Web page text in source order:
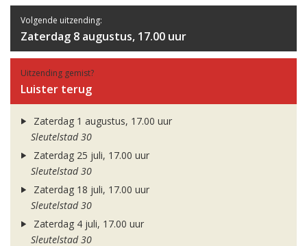
Volgende uitzending:
Zaterdag 8 augustus, 17.00 uur
Uitzending gemist?
Luister terug
Zaterdag 1 augustus, 17.00 uur
Sleutelstad 30
Zaterdag 25 juli, 17.00 uur
Sleutelstad 30
Zaterdag 18 juli, 17.00 uur
Sleutelstad 30
Zaterdag 4 juli, 17.00 uur
Sleutelstad 30